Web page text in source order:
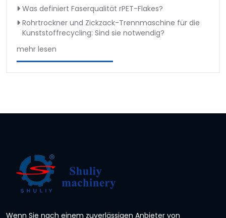
Was definiert Faserqualität rPET-Flakes?
Rohrtrockner und Zickzack-Trennmaschine für die
Kunststoffrecycling: Sind sie notwendig?
mehr lesen
Wenn Sie nach einem zuverlässigen Anbieter von